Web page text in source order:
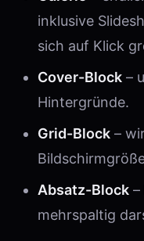
inklusive
sich auf Klick
Cover-Block –
Hintergründe.
Grid-Block –
Absatz-Block
mehrspaltig